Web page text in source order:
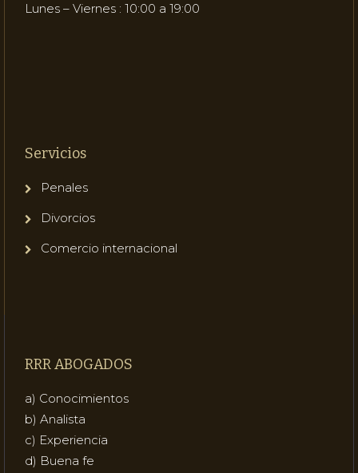
Lunes – Viernes : 10:00 a 19:00
Servicios
Penales
Divorcios
Comercio internacional
RRR ABOGADOS
a) Conocimientos
b) Analista
c) Experiencia
d) Buena fe